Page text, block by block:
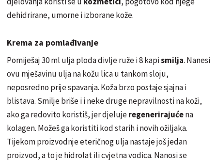
dehidrirane, umorne i izborane kože.
Krema za pomlađivanje
Pomiješaj 30 ml ulja ploda divlje ruže i 8 kapismilja. Nanesi
ovu mješavinu ulja na kožu lica u tankom sloju,
neposredno prije spavanja. Koža brzo postaje sjajna i
blistava. Smilje briše i i neke druge nepravilnosti na koži,
ako ga redovito koristiš, jer djelujeregenerirajućena
kolagen. Možeš ga koristiti kod starih i novih ožiljaka.
Tijekom proizvodnje eteričnog ulja nastaje još jedan
proizvod, a to je hidrolat ili cvjetna vodica. Nanosi se